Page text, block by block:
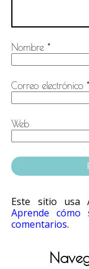
Nombre*
Correo electrónico*
Web
Este sitio usa
Aprende
comentarios.